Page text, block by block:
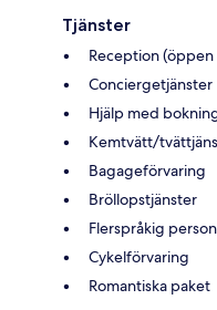
Tjänster
Reception
Conciergetjänster
Hjälp med
Kemtvätt/
Bagageförvaring
Bröllopstjänster
Flerspråkig
Cykelförvaring
Romantiska paket